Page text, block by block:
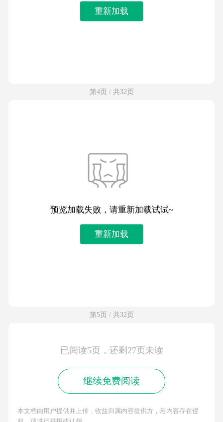
重新加载
第4页 / 共32页
预览加载失败，请重新加载试试~
重新加载
第5页 / 共32页
已阅读5页，还剩27页未读
继续免费阅读
本文档由用户提供并上传，收益归属内容提供方，若内容存在侵